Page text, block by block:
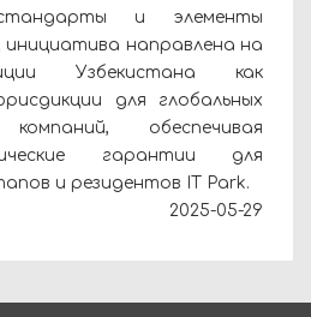
и элементы
инициатива направлена на
Узбекистана как
для глобальных
компаний, обеспечивая
гарантии для
и резидентов IT Park.
2025-05-29